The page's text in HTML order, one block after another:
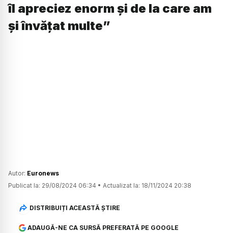
îl apreciez enorm și de la care am
și învățat multe”
Autor: Euronews
Publicat la: 29/08/2024 06:34 • Actualizat la: 18/11/2024 20:38
DISTRIBUIȚI ACEASTĂ ȘTIRE
ADAUGĂ-NE CA SURSĂ PREFERATĂ PE GOOGLE